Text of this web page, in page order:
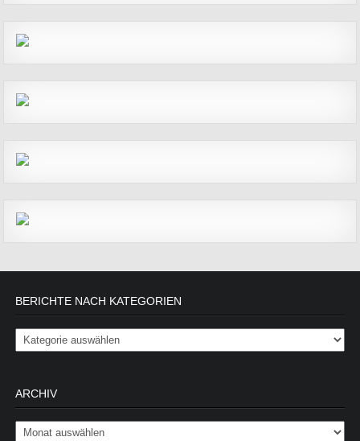
BERICHTE NACH KATEGORIEN
Berichte nach Kategorien
ARCHIV
Archiv